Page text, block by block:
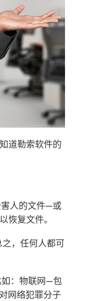
道勒索软件的
人的文件—或
恢复文件。
，任何人都可
如：物联网—包
网络犯罪分子